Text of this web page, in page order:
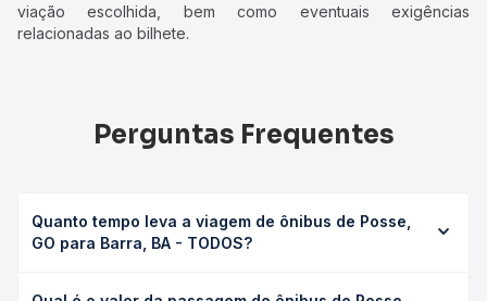
viação escolhida, bem como eventuais exigências
relacionadas ao bilhete.
Perguntas Frequentes
Quanto tempo leva a viagem de ônibus de Posse,
GO para Barra, BA - TODOS?